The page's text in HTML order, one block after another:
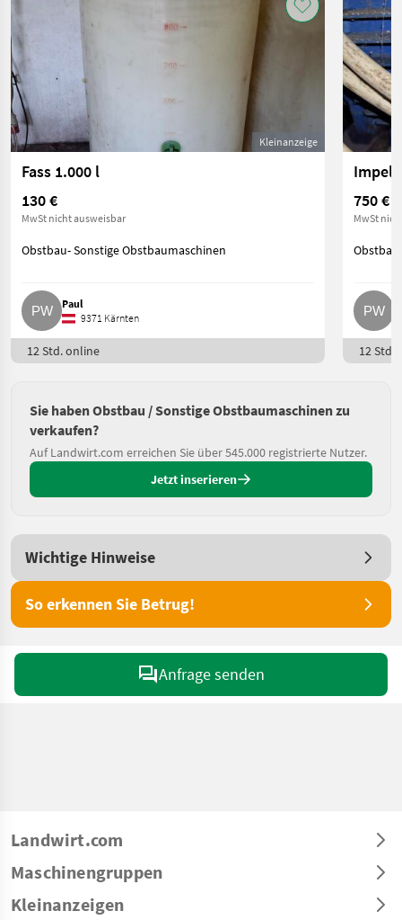
Kleinanzeige
Fass 1.000 l
130 €
MwSt nicht ausweisbar
Obstbau- Sonstige Obstbaumaschinen
Paul
9371 Kärnten
12 Std. online
750 €
MwSt
12 Std.
Sie haben Obstbau / Sonstige Obstbaumaschinen zu
verkaufen?
Auf Landwirt.com erreichen Sie über 545.000 registrierte Nutzer.
Jetzt inserieren
Wichtige Hinweise
So erkennen Sie Betrug!
Anfrage senden
Landwirt.com
Maschinengruppen
Kleinanzeigen